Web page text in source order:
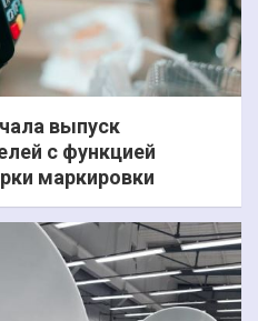
выпуск
с функцией
маркировки